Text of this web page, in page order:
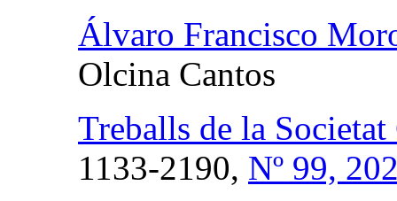
Álvaro Francisco
Olcina Cantos
Treballs de la
1133-2190, Nº 99,